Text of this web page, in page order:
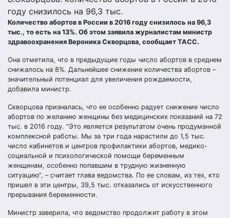
году снизилось на 96,3 тыс.
Количество абортов в России в 2016 году снизилось на 96,3
тыс., то есть на 13%. Об этом заявила журналистам министр
здравоохранения Вероника Скворцова, сообщает ТАСС.
Она отметила, что в предыдущие годы число абортов в среднем
снижалось на 8%. Дальнейшее снижение количества абортов –
значительный потенциал для увеличения рождаемости,
добавила министр.
Скворцова призналась, что ее особенно радует снижение число
абортов по желанию женщины без медицинских показаний на 72
тыс. в 2016 году. “Это является результатом очень продуманной
комплексной работы. Мы за три года нарастили до 1,5 тыс.
число кабинетов и центров профилактики абортов, медико-
социальной и психологической помощи беременным
женщинам, особенно попавшим в трудную жизненную
ситуацию”, – считает глава ведомства. По ее словам, из тех, кто
пришел в эти центры, 39,5 тыс. отказались от искусственного
прерывания беременности.
Министр заверила, что ведомство продолжит работу в этом